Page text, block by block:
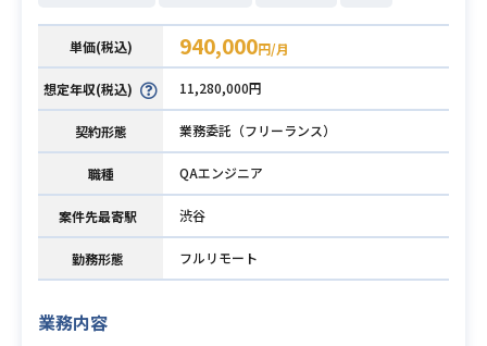
単価(税込) 940,000円/月
想定年収(税込) 11,280,000円
契約形態 業務委託（フリーランス）
職種 QAエンジニア
案件先最寄駅 渋谷
勤務形態 フルリモート
業務内容